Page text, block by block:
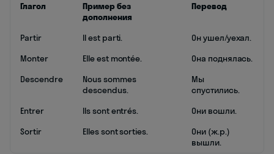
Глагол
Пример без
дополнения
Перевод
Partir Il est parti.
Он ушел/уехал.
Monter
Elle est montée.
Она поднялась.
Descendre
Nous sommes
descendus.
Мы
спустились.
Entrer
Ils sont entrés.
Они вошли.
Sortir
Elles sont sorties.
Они (ж.р.)
вышли.